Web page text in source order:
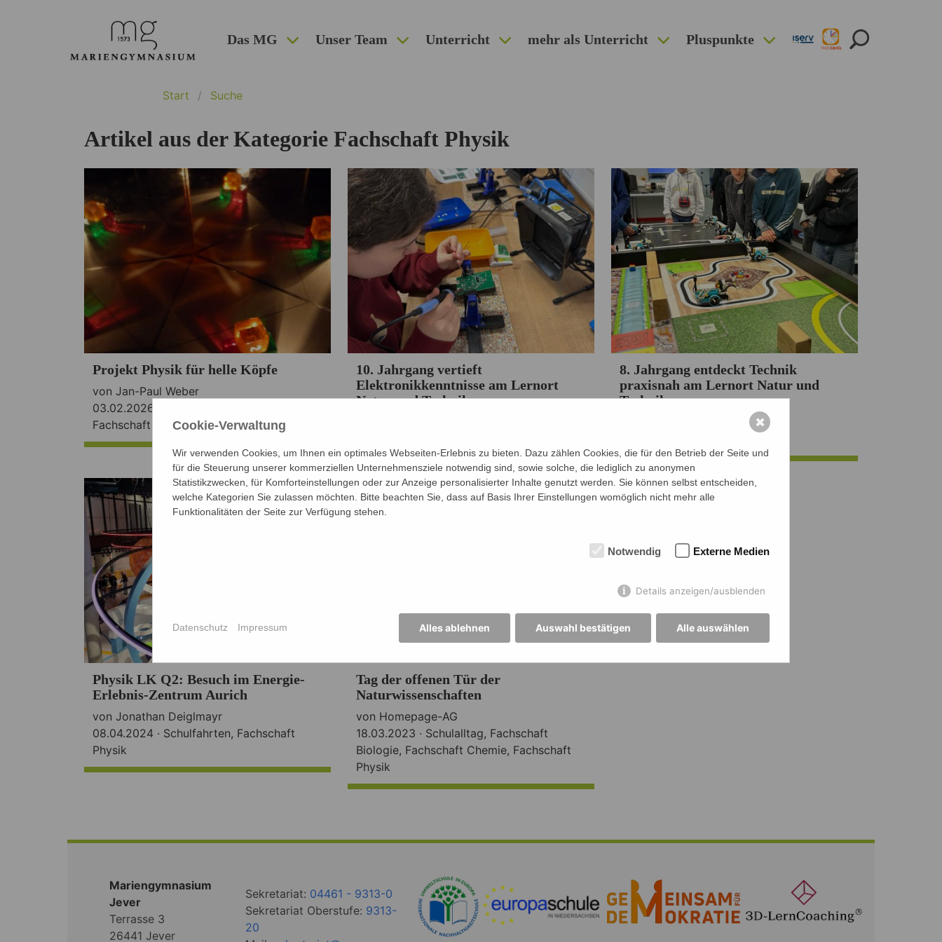
Das MG Unser Team Unterricht mehr als Unterricht Pluspunkte
Start Suche
Artikel aus der Kategorie Fachschaft Physik
Projekt Physik für helle Köpfe
von Jan-Paul Weber
03.02.2026 ·
Fachschaft Physik
10. Jahrgang vertieft
Elektronikkenntnisse am Lernort
Natur und Technik
8. Jahrgang entdeckt Technik
praxisnah am Lernort Natur und
Technik
Physik LK Q2: Besuch im Energie-
Erlebnis-Zentrum Aurich
von Jonathan Deiglmayr
08.04.2024 · Schulfahrten, Fachschaft
Physik
Tag der offenen Tür der
Naturwissenschaften
von Homepage-AG
18.03.2023 · Schulalltag, Fachschaft
Biologie, Fachschaft Chemie, Fachschaft
Physik
Mariengymnasium
Jever
Terrasse 3
26441 Jever
Sekretariat: 04461 - 9313-0
Sekretariat Oberstufe: 9313-
20
Cookie-Verwaltung
Wir verwenden Cookies, um Ihnen ein optimales Webseiten-Erlebnis zu bieten. Dazu zählen Cookies, die für den Betrieb der Seite und
für die Steuerung unserer kommerziellen Unternehmensziele notwendig sind, sowie solche, die lediglich zu anonymen
Statistikzwecken, für Komforteinstellungen oder zur Anzeige personalisierter Inhalte genutzt werden. Sie können selbst entscheiden,
welche Kategorien Sie zulassen möchten. Bitte beachten Sie, dass auf Basis Ihrer Einstellungen womöglich nicht mehr alle
Funktionalitäten der Seite zur Verfügung stehen.
Notwendig Externe Medien
Details anzeigen/ausblenden
Alles ablehnen Auswahl bestätigen Alle auswählen
Datenschutz Impressum
✖